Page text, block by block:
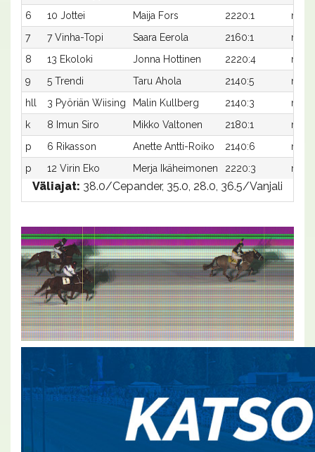
6
10 Jottei Maija Fors 2220:1
7
7 Vinha-Topi Saara Eerola 2160:1
8
13 Ekoloki Jonna Hottinen 2220:4
9
5 Trendi Taru Ahola 2140:5
hll
3 Pyöriän Wiising Malin Kullberg 2140:3
m-
k
8 Imun Siro Mikko Valtonen 2180:1
m-x
p
6 Rikasson Anette Antti-Roiko 2140:6
m-
p
12 Virin Eko Merja Ikäheimonen 2220:3 m-
Väliajat: 38.0/Cepander, 35.0, 28.0, 36.5/Vanjali